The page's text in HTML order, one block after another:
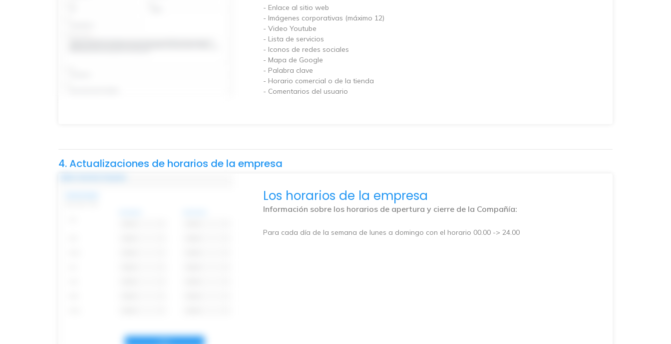
- Enlace al sitio web
- Imágenes corporativas (máximo 12)
- Video Youtube
- Lista de servicios
- Iconos de redes sociales
- Mapa de Google
- Palabra clave
- Horario comercial o de la tienda
- Comentarios del usuario
4. Actualizaciones de horarios de la empresa
Los horarios de la empresa
Información sobre los horarios de apertura y cierre de la Compañía:
Para cada día de la semana de lunes a domingo con el horario 00.00 -> 24.00